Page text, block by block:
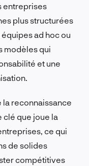
entreprises
plus structurées
ad hoc ou
modèles qui
et une
la reconnaissance
clé que joue la
ce qui
de solides
compétitives